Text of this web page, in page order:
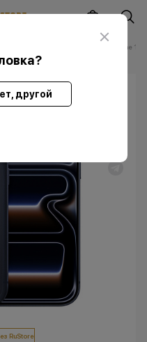
?
другой
Смартфоны Apple iPhone 17
RuStore